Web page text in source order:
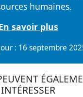
humaines.
savoir plus
: 16 septembre
INTÉRESSER